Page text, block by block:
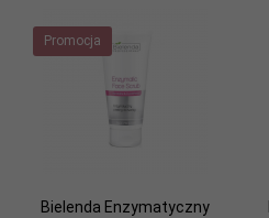
Promocja
Bielenda Enzymatyczny